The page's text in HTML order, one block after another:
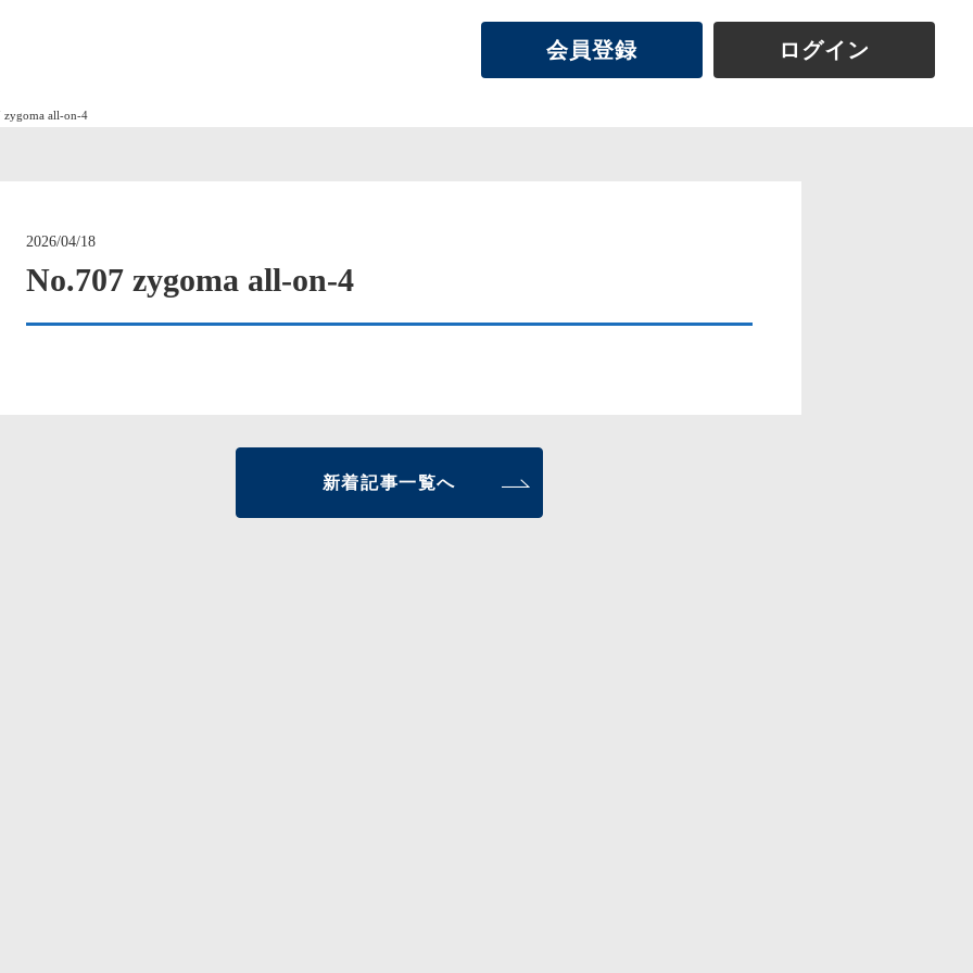
会員登録 ログイン
zygoma all-on-4
2026/04/18
No.707 zygoma all-on-4
新着記事一覧へ